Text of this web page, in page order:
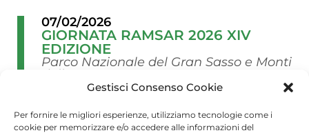
Gestisci Consenso Cookie
Per fornire le migliori esperienze, utilizziamo tecnologie come i
cookie per memorizzare e/o accedere alle informazioni del
07/02/2026
GIORNATA RAMSAR 2026 XIV
EDIZIONE
Parco Nazionale del Gran Sasso e Monti
della Laga
INFO SULL'EVENTO